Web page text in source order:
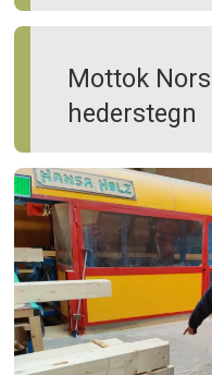
Mottok
hederstegn